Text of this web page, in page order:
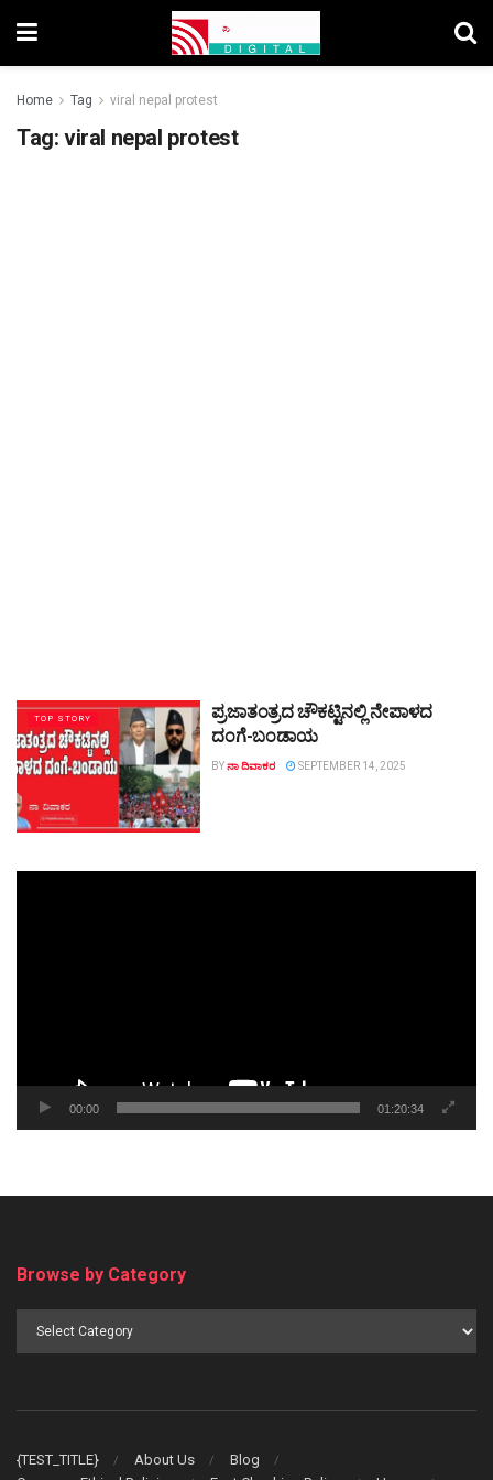
Home Tag viral nepal protest
Tag: viral nepal protest
TOP STORY
ಪ್ರಜಾತಂತ್ರದ ಚೌಕಟ್ಟಿನಲ್ಲಿ ನೇಪಾಳದ
ದಂಗೆ-ಬಂಡಾಯ
BYನಾ ದಿವಾಕರ SEPTEMBER 14, 2025
00:00 01:20:34
Browse by Category
{TEST_TITLE} About Us
Blog